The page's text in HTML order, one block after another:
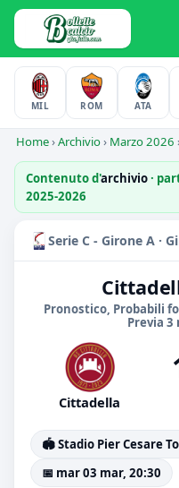
MIL ROM ATA
Home›Archivio› Marzo 2026
Contenuto d'archivio·
2025-2026
Serie C - Girone A ·
Pronostico, Probabili
Previa 3
Cittadella
🏟️ Stadio Pier Cesare
📅 mar 03 mar, 20:30